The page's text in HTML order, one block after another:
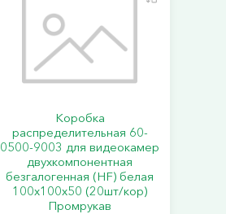
Коробка
распределительная 60-
0500-9003 для видеокамер
двухкомпонентная
безгалогенная (HF) белая
100х100х50 (20шт/кор)
Промрукав